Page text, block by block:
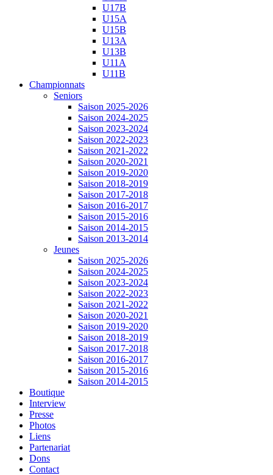
U17B
U15A
U15B
U13A
U13B
U11A
U11B
Championnats
Seniors
Saison 2025-2026
Saison 2024-2025
Saison 2023-2024
Saison 2022-2023
Saison 2021-2022
Saison 2020-2021
Saison 2019-2020
Saison 2018-2019
Saison 2017-2018
Saison 2016-2017
Saison 2015-2016
Saison 2014-2015
Saison 2013-2014
Jeunes
Saison 2025-2026
Saison 2024-2025
Saison 2023-2024
Saison 2022-2023
Saison 2021-2022
Saison 2020-2021
Saison 2019-2020
Saison 2018-2019
Saison 2017-2018
Saison 2016-2017
Saison 2015-2016
Saison 2014-2015
Boutique
Interview
Presse
Photos
Liens
Partenariat
Dons
Contact